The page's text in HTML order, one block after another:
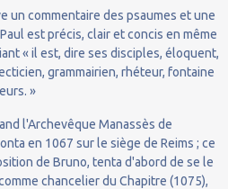
un commentaire des psaumes et une
est précis, clair et concis en même
« il est, dire ses disciples, éloquent,
grammairien, rhéteur, fontaine
»
l'Archevêque Manassès de
en 1067 sur le siège de Reims ; ce
de Bruno, tenta d'abord de se le
chancelier du Chapitre (1075),